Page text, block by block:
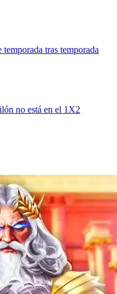
tras temporada
no está en el 1X2